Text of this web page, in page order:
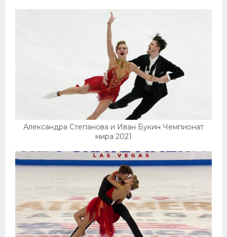
Александра Степанова и Иван Букин Чемпионат
мира 2021